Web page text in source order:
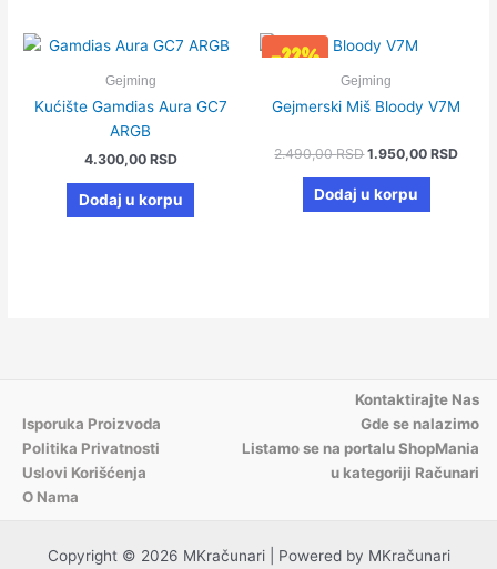
Gejming
Kućište Gamdias Aura GC7
ARGB
4.300,00 RSD
Dodaj u korpu
-22%
Gejming
Gejmerski Miš Bloody V7M
2.490,00RSD
Originalna
cena
je
bila:
2.490,00 RSD.
1.950,00RSD
Dodaj u korpu
Isporuka Proizvoda
Politika Privatnosti
Uslovi Korišćenja
O Nama
Kontaktirajte Nas
Gde se nalazimo
Listamo se na portalu ShopMania
u kategoriji Računari
Copyright © 2026 MKračunari | Powered by MKračunari